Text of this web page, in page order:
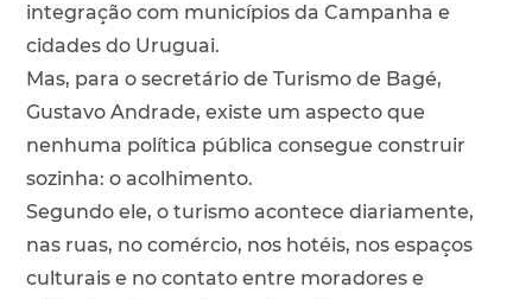
integração com municípios da Campanha e
cidades do Uruguai.
Mas, para o secretário de Turismo de Bagé,
Gustavo Andrade, existe um aspecto que
nenhuma política pública consegue construir
sozinha: o acolhimento.
Segundo ele, o turismo acontece diariamente,
nas ruas, no comércio, nos hotéis, nos espaços
culturais e no contato entre moradores e